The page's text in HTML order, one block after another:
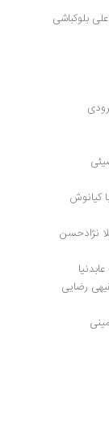
کاشی و کاشی‌کاران طهران در عصر قاجار در گفت‌وگو با کیانوش